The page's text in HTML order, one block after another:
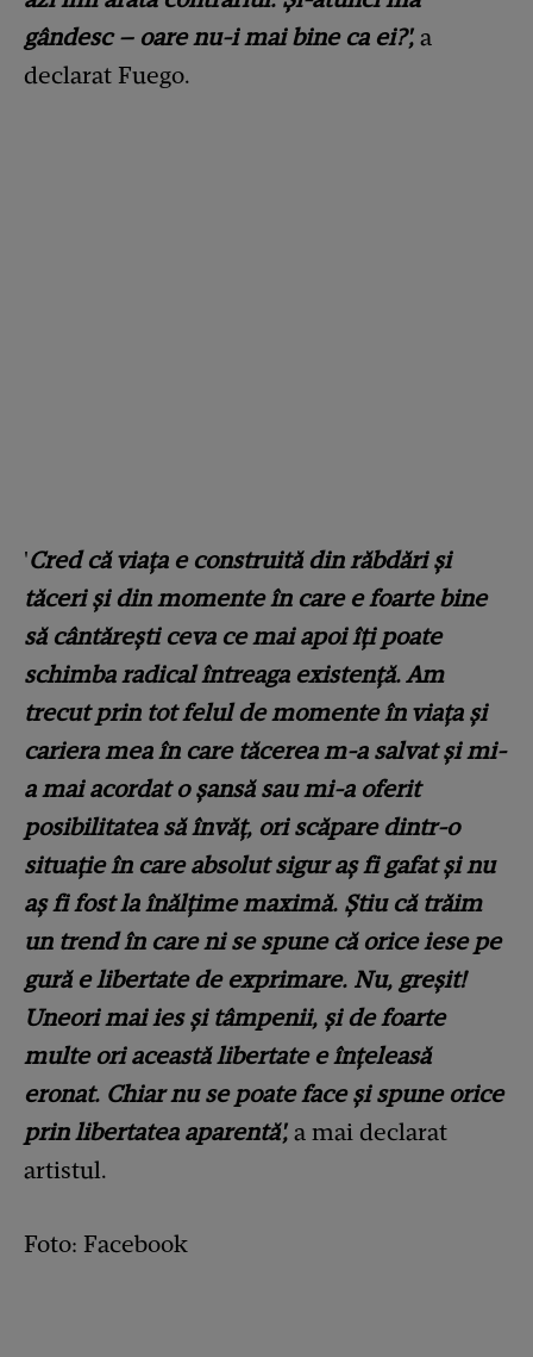
gândesc – oare nu-i mai bine ca ei?', a
declarat Fuego.
'Cred că viața e construită din răbdări și
tăceri și din momente în care e foarte bine
să cântărești ceva ce mai apoi îți poate
schimba radical întreaga existență. Am
trecut prin tot felul de momente în viața și
cariera mea în care tăcerea m-a salvat și mi-
a mai acordat o șansă sau mi-a oferit
posibilitatea să învăț, ori scăpare dintr-o
situație în care absolut sigur aș fi gafat și nu
aș fi fost la înălțime maximă. Știu că trăim
un trend în care ni se spune că orice iese pe
gură e libertate de exprimare. Nu, greșit!
Uneori mai ies și tâmpenii, și de foarte
multe ori această libertate e înțeleasă
eronat. Chiar nu se poate face și spune orice
prin libertatea aparentă', a mai declarat
artistul.
Foto: Facebook